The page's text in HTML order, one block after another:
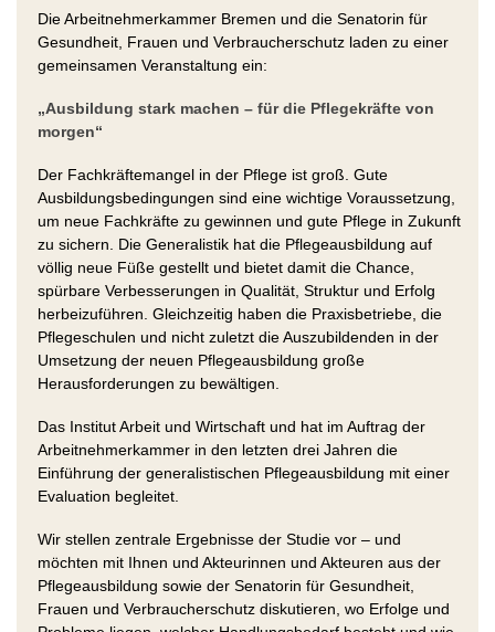
Die Arbeitnehmerkammer Bremen und die Senatorin für
Gesundheit, Frauen und Verbraucherschutz laden zu einer
gemeinsamen Veranstaltung ein:
„Ausbildung stark machen – für die Pflegekräfte von
morgen“
Der Fachkräftemangel in der Pflege ist groß. Gute
Ausbildungsbedingungen sind eine wichtige Voraussetzung,
um neue Fachkräfte zu gewinnen und gute Pflege in Zukunft
zu sichern. Die Generalistik hat die Pflegeausbildung auf
völlig neue Füße gestellt und bietet damit die Chance,
spürbare Verbesserungen in Qualität, Struktur und Erfolg
herbeizuführen. Gleichzeitig haben die Praxisbetriebe, die
Pflegeschulen und nicht zuletzt die Auszubildenden in der
Umsetzung der neuen Pflegeausbildung große
Herausforderungen zu bewältigen.
Das Institut Arbeit und Wirtschaft und hat im Auftrag der
Arbeitnehmerkammer in den letzten drei Jahren die
Einführung der generalistischen Pflegeausbildung mit einer
Evaluation begleitet.
Wir stellen zentrale Ergebnisse der Studie vor – und
möchten mit Ihnen und Akteurinnen und Akteuren aus der
Pflegeausbildung sowie der Senatorin für Gesundheit,
Frauen und Verbraucherschutz diskutieren, wo Erfolge und